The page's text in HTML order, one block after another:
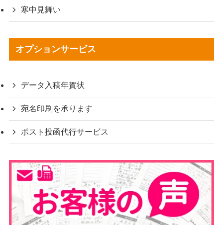
寒中見舞い
オプションサービス
データ入稿年賀状
宛名印刷を承ります
ポスト投函代行サービス